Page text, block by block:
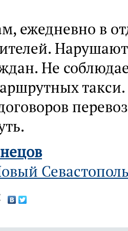
ежедневно в
Не
такси.